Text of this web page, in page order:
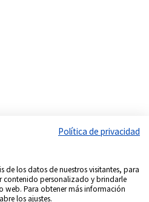
Política de privacidad
de los datos de nuestros visitantes, para
contenido personalizado y brindarle
web. Para obtener más información
los ajustes.